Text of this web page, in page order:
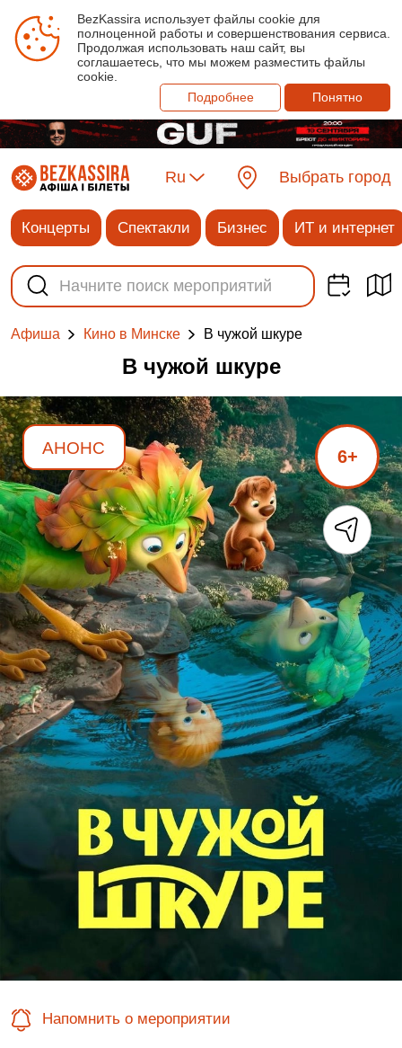
BezKassira использует файлы cookie для
полноценной работы и совершенствования сервиса.
Продолжая использовать наш сайт, вы
соглашаетесь, что мы можем разместить файлы
cookie.
Подробнее
Понятно
Ru Выбрать город
Концерты Спектакли Бизнес ИТ и интернет
Афиша Кино в Минске В чужой шкуре
В чужой шкуре
АНОНС 6+
Напомнить о мероприятии